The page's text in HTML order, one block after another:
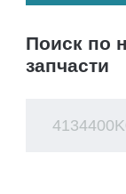
Поиск по
запчасти